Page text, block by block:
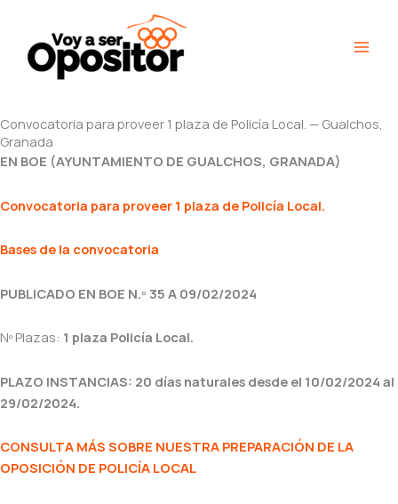
contenido
Convocatoria para proveer 1 plaza de Policía Local. — Gualchos,
Granada
EN BOE (AYUNTAMIENTO DE GUALCHOS, GRANADA)
Convocatoria para proveer 1 plaza de Policía Local.
Bases de la convocatoria
PUBLICADO EN BOE N.º 35 A 09/02/2024
Nº Plazas: 1 plaza Policía Local.
PLAZO INSTANCIAS: 20 días naturales desde el 10/02/2024 al
29/02/2024.
CONSULTA MÁS SOBRE NUESTRA PREPARACIÓN DE LA
OPOSICIÓN DE POLICÍA LOCAL